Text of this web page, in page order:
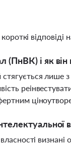
відповіді
і як він
лише з